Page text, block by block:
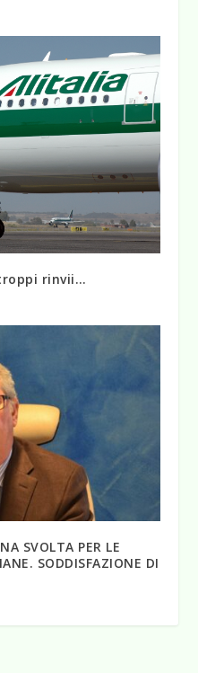
rinvii…
SVOLTA PER LE
SODDISFAZIONE DI